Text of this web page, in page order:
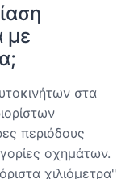
με
στα
περιόδους
οχημάτων.
χιλιόμετρα"